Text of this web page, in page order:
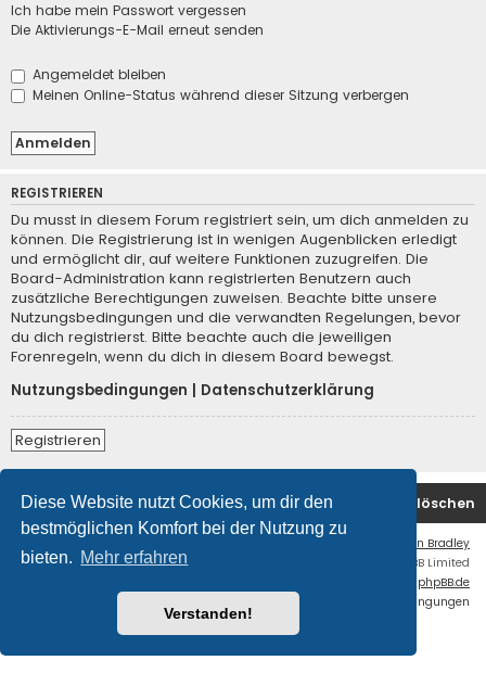
Diese Website nutzt Cookies, um dir den
bestmöglichen Komfort bei der Nutzung zu
bieten. Mehr erfahren
Verstanden!
Ich habe mein Passwort vergessen
Die Aktivierungs-E-Mail erneut senden
Angemeldet bleiben
Meinen Online-Status während dieser Sitzung verbergen
REGISTRIEREN
Du musst in diesem Forum registriert sein, um dich anmelden zu
können. Die Registrierung ist in wenigen Augenblicken erledigt
und ermöglicht dir, auf weitere Funktionen zuzugreifen. Die
Board-Administration kann registrierten Benutzern auch
zusätzliche Berechtigungen zuweisen. Beachte bitte unsere
Nutzungsbedingungen und die verwandten Regelungen, bevor
du dich registrierst. Bitte beachte auch die jeweiligen
Forenregeln, wenn du dich in diesem Board bewegst.
Nutzungsbedingungen
Datenschutzerklärung
Registrieren
Startseite Foren-Übersicht Alle Cookies löschen
Ian Bradley
Powered by
® Forum Software © phpBB Limited
phpBB.de
Nutzungsbedingungen